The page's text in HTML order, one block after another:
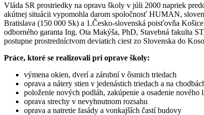
Vláda SR prostriedky na opravu školy v júli 2000 napriek
akútnej situácii vypomohla darom spoločnosť HUMAN,
Bratislava (150 000 Sk) a 1.Česko-slovenská poisťovňa
odborného garanta Ing. Ota Makýša, PhD, Stavebná fakulta
postupne prostredníctvom deviatich ciest zo Slovenska do
Práce, ktoré se realizovali pri oprave školy:
výmena okien, dverí a zárubní v ôsmich triedach
oprava a nátery stien v jedenástich triedach a na
položenie nových podláh, zakúpenie a osadenie nového
oprava strechy v nevyhnutnom rozsahu
oprava a natretie fasády a vonkajších častí budovy